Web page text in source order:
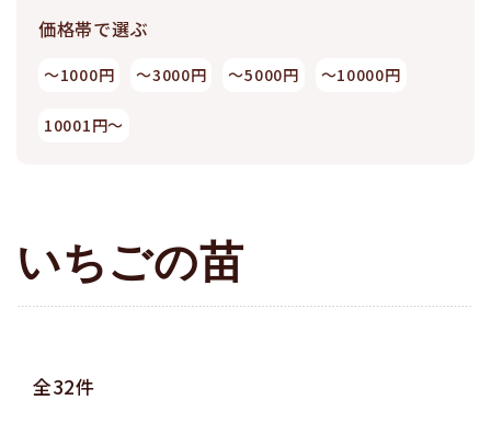
価格帯で選ぶ
～1000円 ～3000円 ～5000円 ～10000円
10001円～
いちごの苗
全32件